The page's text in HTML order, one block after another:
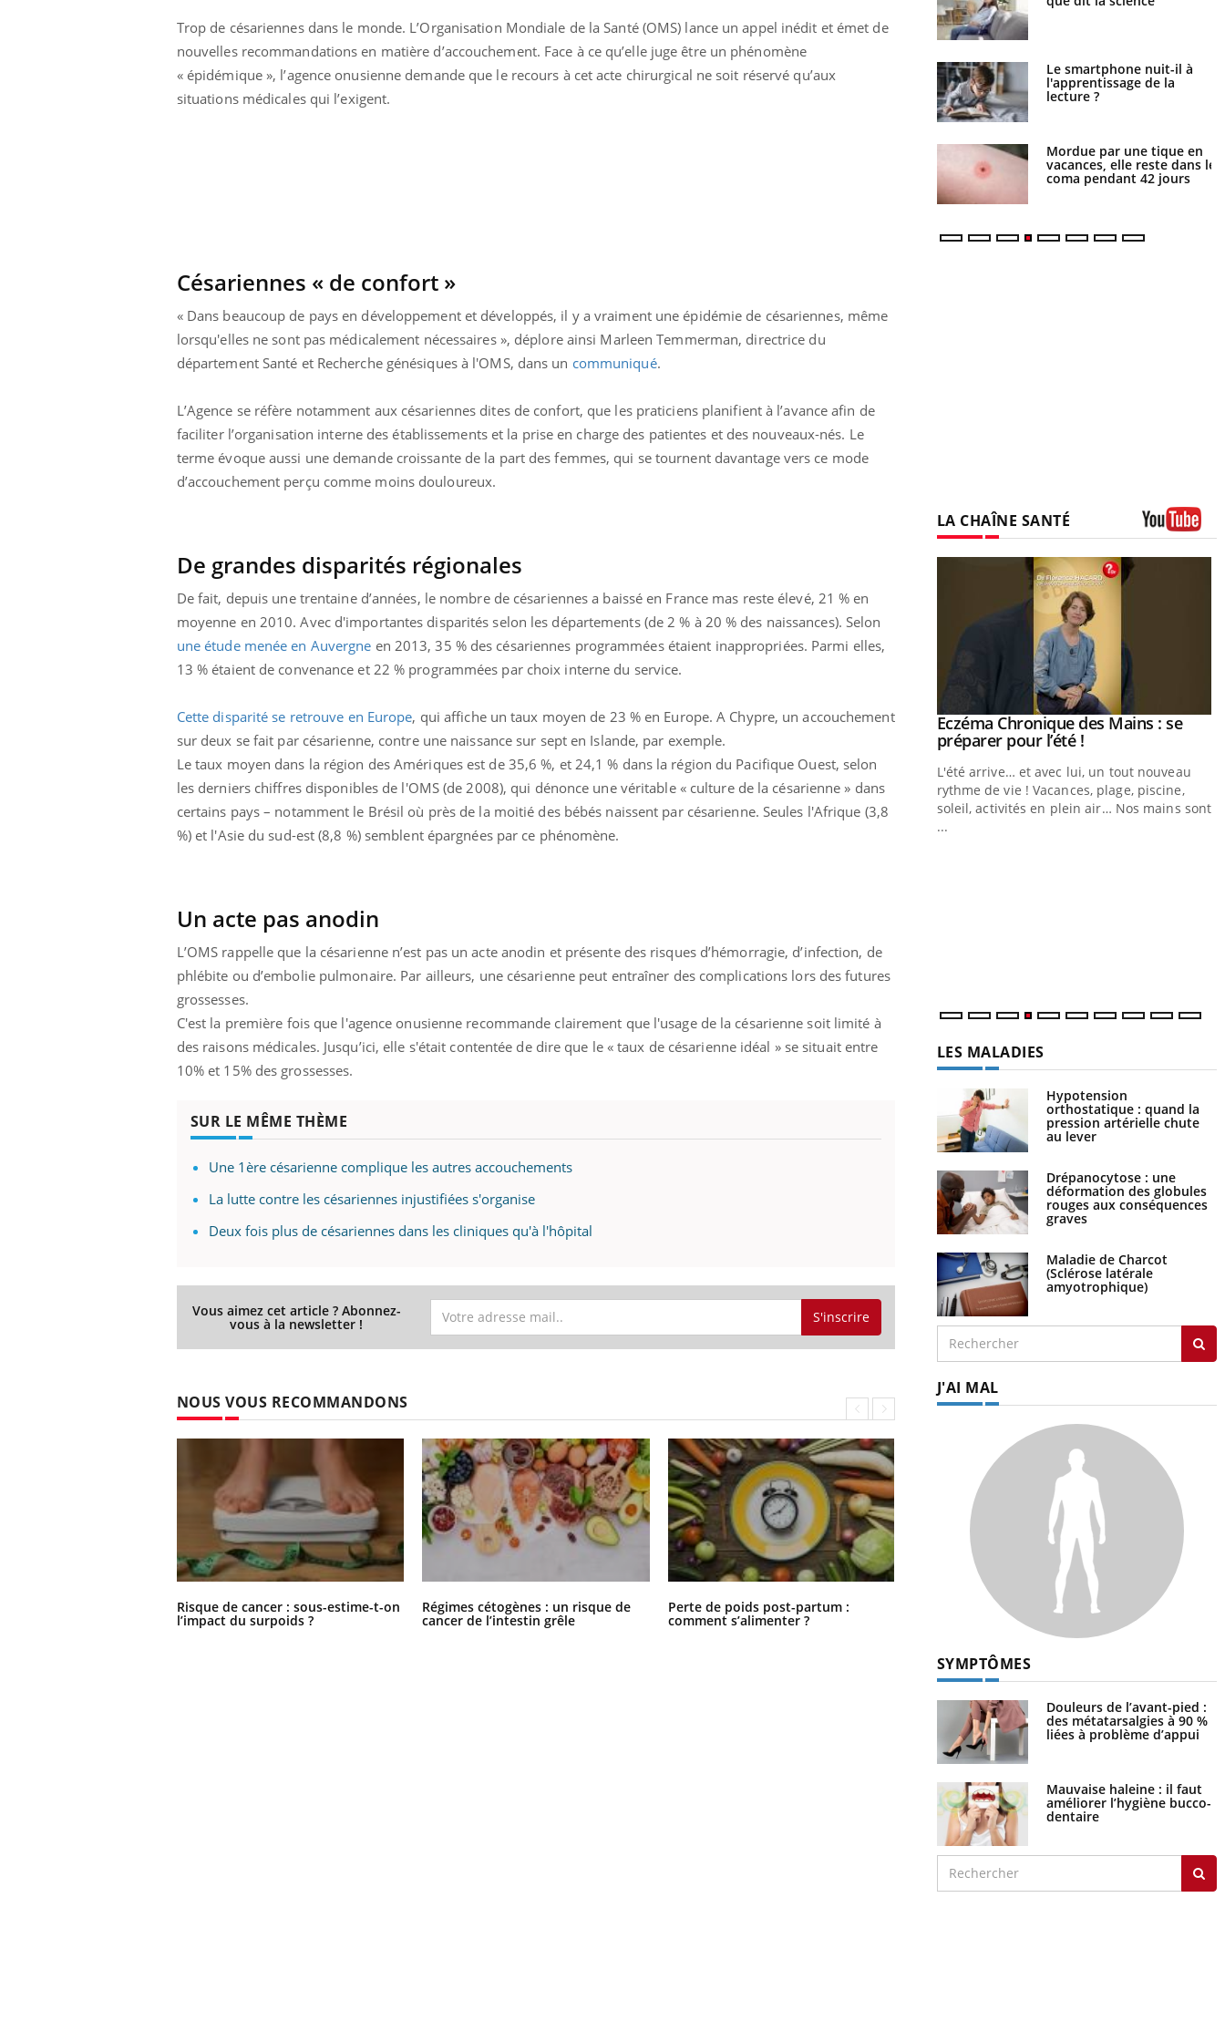
Trop de césariennes dans le monde. L’Organisation Mondiale de la Santé (OMS) lance un appel inédit et émet de
nouvelles recommandations en matière d’accouchement. Face à ce qu’elle juge être un phénomène
« épidémique », l’agence onusienne demande que le recours à cet acte chirurgical ne soit réservé qu’aux
situations médicales qui l’exigent.
Césariennes « de confort »
« Dans beaucoup de pays en développement et développés, il y a vraiment une épidémie de césariennes, même
lorsqu'elles ne sont pas médicalement nécessaires », déplore ainsi Marleen Temmerman, directrice du
département Santé et Recherche génésiques à l'OMS, dans un communiqué.
L’Agence se réfère notamment aux césariennes dites de confort, que les praticiens planifient à l’avance afin de
faciliter l’organisation interne des établissements et la prise en charge des patientes et des nouveaux-nés. Le
terme évoque aussi une demande croissante de la part des femmes, qui se tournent davantage vers ce mode
d’accouchement perçu comme moins douloureux.
De grandes disparités régionales
De fait, depuis une trentaine d’années, le nombre de césariennes a baissé en France mas reste élevé, 21 % en
moyenne en 2010. Avec d'importantes disparités selon les départements (de 2 % à 20 % des naissances). Selon
une étude menée en Auvergne en 2013, 35 % des césariennes programmées étaient inappropriées. Parmi elles,
13 % étaient de convenance et 22 % programmées par choix interne du service.
Cette disparité se retrouve en Europe, qui affiche un taux moyen de 23 % en Europe. A Chypre, un accouchement
sur deux se fait par césarienne, contre une naissance sur sept en Islande, par exemple.
Le taux moyen dans la région des Amériques est de 35,6 %, et 24,1 % dans la région du Pacifique Ouest, selon
les derniers chiffres disponibles de l'OMS (de 2008), qui dénonce une véritable « culture de la césarienne » dans
certains pays – notamment le Brésil où près de la moitié des bébés naissent par césarienne. Seules l'Afrique (3,8
%) et l'Asie du sud-est (8,8 %) semblent épargnées par ce phénomène.
Un acte pas anodin
L’OMS rappelle que la césarienne n’est pas un acte anodin et présente des risques d’hémorragie, d’infection, de
phlébite ou d’embolie pulmonaire. Par ailleurs, une césarienne peut entraîner des complications lors des futures
grossesses.
C'est la première fois que l'agence onusienne recommande clairement que l'usage de la césarienne soit limité à
des raisons médicales. Jusqu’ici, elle s'était contentée de dire que le « taux de césarienne idéal » se situait entre
10% et 15% des grossesses.
SUR LE MÊME THÈME
Une 1ère césarienne complique les autres accouchements
La lutte contre les césariennes injustifiées s'organise
Deux fois plus de césariennes dans les cliniques qu'à l'hôpital
Vous aimez cet article ? Abonnez-
vous à la newsletter ! S'inscrire
NOUS VOUS RECOMMANDONS
Risque de cancer : sous-estime-t-on
l’impact du surpoids ?
Régimes cétogènes : un risque de
cancer de l’intestin grêle
Perte de poids post-partum :
comment s’alimenter ?
Comment nous percevons le chaud
et le froid : une recherche éclaire le
VIH : la fin du comprimé
tous les jours se profile-t-
elle enfin ?
Le Viagra pourrait-il freiner
la propagation du cancer ?
Le smartphone nuit-il à
l'apprentissage de la
lecture ?
Mordue par une tique en
vacances, elle reste dans le
coma pendant 42 jours
grâce à un réflexe essentiel
Légionellose en Suisse :
quelle est l’origine de la
contamination ?
Allergies alimentaires : une
nouvelle arme contre les
réactions sévères
LA CHAÎNE SANTÉ
Carence en fer : comprendre pour
Youtube
Fatigue, irritabilité, brouillard mental ou
même alopécie… Les symptômes de la
carence en fer sont multiples ce qui la rend
Youtube
Insuline & Charge mentale : et si on
osait en parler??Youtube
En 2026, l'insuline dans le diabète de type 2
reste entourée d'idées reçues chez les
patients comme parfois chez les soignants.
Youtube
Eczéma Chronique des Mains : se
préparer pour l’été !Youtube
L'été arrive… et avec lui, un tout nouveau
rythme de vie ! Vacances, plage, piscine,
soleil, activités en plein air… Nos mains sont
...
LES MALADIES
Hypotension
orthostatique : quand la
pression artérielle chute
au lever
Drépanocytose : une
déformation des globules
rouges aux conséquences
graves
Maladie de Charcot
(Sclérose latérale
amyotrophique)
J'AI MAL
SYMPTÔMES
Douleurs de l’avant-pied :
des métatarsalgies à 90 %
liées à problème d’appui
Mauvaise haleine : il faut
améliorer l’hygiène bucco-
dentaire